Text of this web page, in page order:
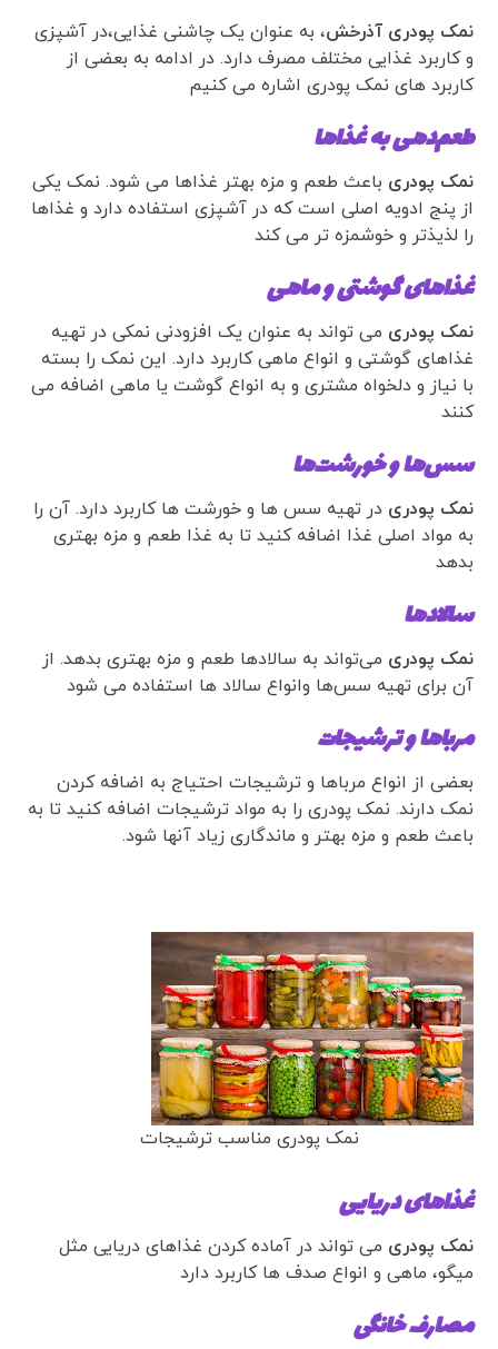
نمک پودری آذرخش، به عنوان یک چاشنی غذایی،در آشپزی
و کاربرد غذایی مختلف مصرف دارد. در ادامه به بعضی از
کاربرد های نمک پودری اشاره می کنیم
طعم‌دهی به غذاها
نمک پودری باعث طعم و مزه بهتر غذاها می شود. نمک یکی
از پنج ادویه اصلی است که در آشپزی استفاده دارد و غذاها
را لذیذتر و خوشمزه تر می کند
غذاهای گوشتی و ماهی
نمک پودری می تواند به عنوان یک افزودنی نمکی در تهیه
غذاهای گوشتی و انواع ماهی کاربرد دارد. این نمک را بسته
با نیاز و دلخواه مشتری و به انواع گوشت یا ماهی اضافه می
کنند
سس‌ها و خورشت‌ها
نمک پودری در تهیه سس ها و خورشت ها کاربرد دارد. آن را
به مواد اصلی غذا اضافه کنید تا به غذا طعم و مزه بهتری
بدهد
سالاد‌ها
نمک پودری می‌تواند به سالاد‌ها طعم و مزه بهتری بدهد. از
آن برای تهیه سس‌ها وانواع سالاد ها استفاده می شود
مرباها و ترشیجات
بعضی از انواع مرباها و ترشیجات احتیاج به اضافه کردن
نمک دارند. نمک پودری را به مواد ترشیجات اضافه کنید تا به
باعث طعم و مزه بهتر و ماندگاری زیاد آنها شود.
نمک پودری مناسب ترشیجات
غذاهای دریایی
نمک پودری می تواند در آماده کردن غذاهای دریایی مثل
میگو، ماهی و انواع صدف ها کاربرد دارد
مصارف خانگی